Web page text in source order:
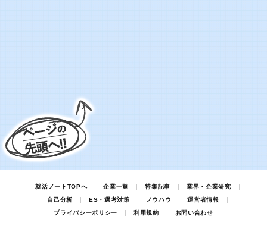
就活ノートTOPへ 企業一覧 特集記事
業界・企業研究
自己分析
ES・選考対策 ノウハウ
運営者情報
プライバシーポリシー
利用規約 お問い合わせ